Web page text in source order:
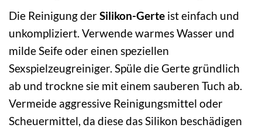
Die Reinigung derSilikon-Gerte ist einfach und
unkompliziert. Verwende warmes Wasser und
milde Seife oder einen speziellen
Sexspielzeugreiniger. Spüle die Gerte gründlich
ab und trockne sie mit einem sauberen Tuch ab.
Vermeide aggressive Reinigungsmittel oder
Scheuermittel, da diese das Silikon beschädigen